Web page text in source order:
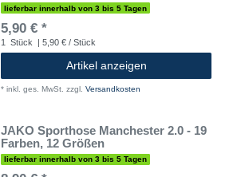
lieferbar innerhalb von 3 bis 5 Tagen
5,90 € *
1 Stück | 5,90 € / Stück
Artikel anzeigen
* inkl. ges. MwSt. zzgl. Versandkosten
JAKO Sporthose Manchester 2.0 - 19
Farben, 12 Größen
lieferbar innerhalb von 3 bis 5 Tagen